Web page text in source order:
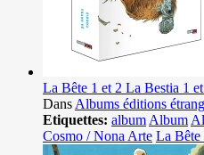
La Bête 1 et 2 La Bestia 1
Dans Albums éditions
Etiquettes: album Album
Cosmo / Nona Arte La Bête